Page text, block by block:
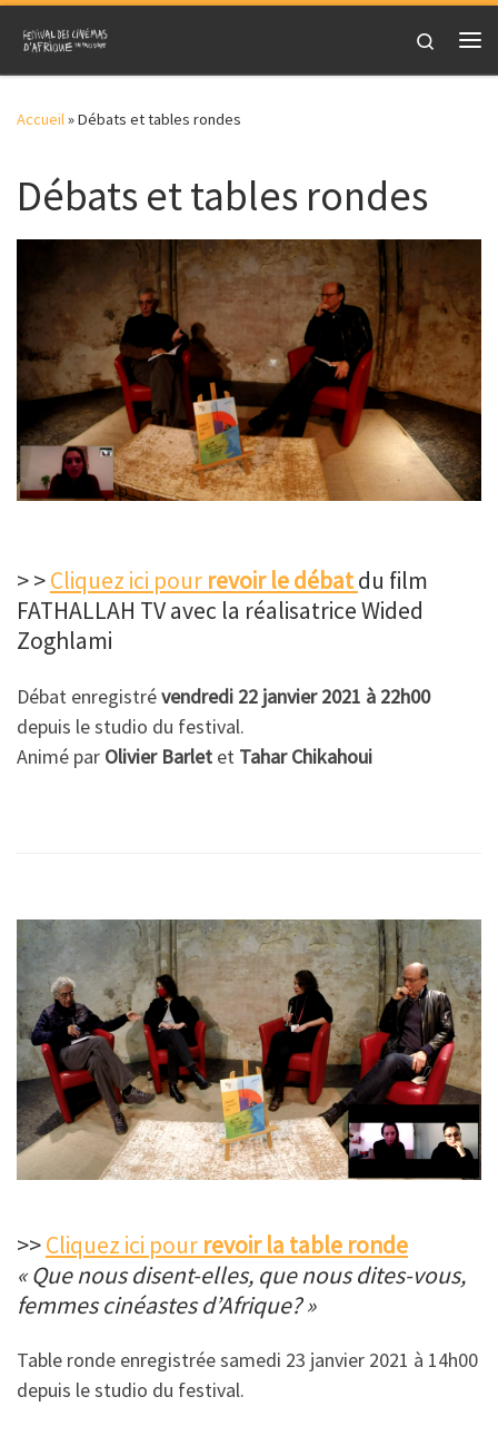
Skip to content
Search
Accueil»Débats et tables rondes
Débats et tables rondes
> >Cliquez ici pour revoir le débatdu film
FATHALLAH TV avec la réalisatrice Wided
Zoghlami
Débat enregistrévendredi 22 janvier 2021 à 22h00
depuis le studio du festival.
Animé par Olivier Barlet et Tahar Chikahoui
>>Cliquez ici pour revoir la table ronde
« Que nous disent-elles, que nous dites-vous,
femmes cinéastes d’Afrique? »
Table ronde enregistrée samedi 23 janvier 2021 à 14h00
depuis le studio du festival.